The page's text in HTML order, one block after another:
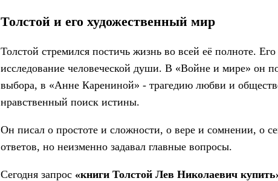
Толстой и его художественный мир
Толстой стремился постичь жизнь во всей её полноте.
исследование человеческой души. В «Войне и мире» он
выбора, в «Анне Карениной» - трагедию любви и
нравственный поиск истины.
Он писал о простоте и сложности, о вере и сомнении, о
ответов, но неизменно задавал главные вопросы.
Сегодня запрос «книги Толстой Лев Николаевич